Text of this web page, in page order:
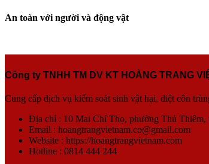
An toàn với người và động vật
Công ty TNHH TM DV KT HOÀNG TRANG
Cung cấp dịch vụ kiểm soát sinh vật hại, diệt côn
Địa chỉ : 10 Mai Chí Thọ, phường Thủ
Email : hoangtrangvietnam.co@gmail.com
Website : https://hoangtrangvietnam.com
Hotline : 0814 444 244